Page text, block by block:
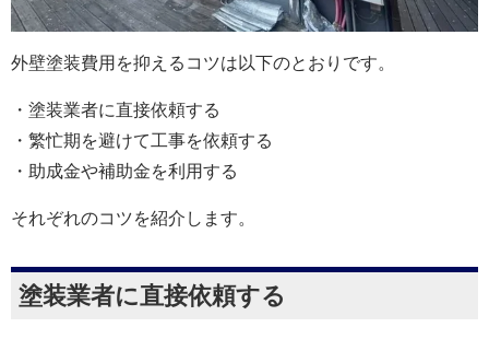
外壁塗装費用を抑えるコツは以下のとおりです。
・塗装業者に直接依頼する
・繁忙期を避けて工事を依頼する
・助成金や補助金を利用する
それぞれのコツを紹介します。
塗装業者に直接依頼する